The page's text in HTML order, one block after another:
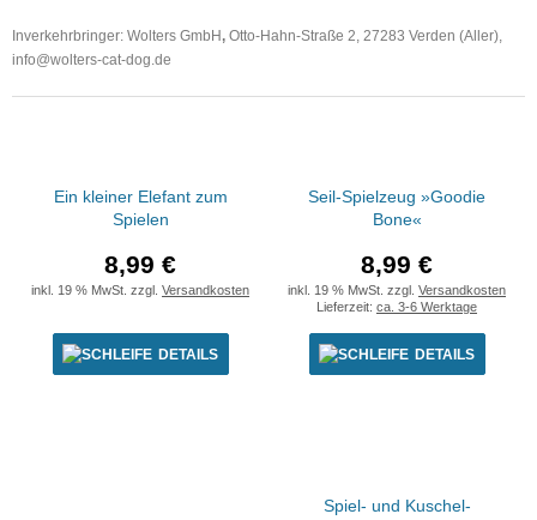
Inverkehrbringer: Wolters GmbH , Otto-Hahn-Straße 2, 27283 Verden (Aller),
info@wolters-cat-dog.de
Ein kleiner Elefant zum
Spielen
8,99 €
inkl. 19 % MwSt. zzgl. Versandkosten
DETAILS
Seil-Spielzeug »Goodie
Bone«
8,99 €
inkl. 19 % MwSt. zzgl. Versandkosten
Lieferzeit: ca. 3-6 Werktage
DETAILS
Spiel- und Kuschel-